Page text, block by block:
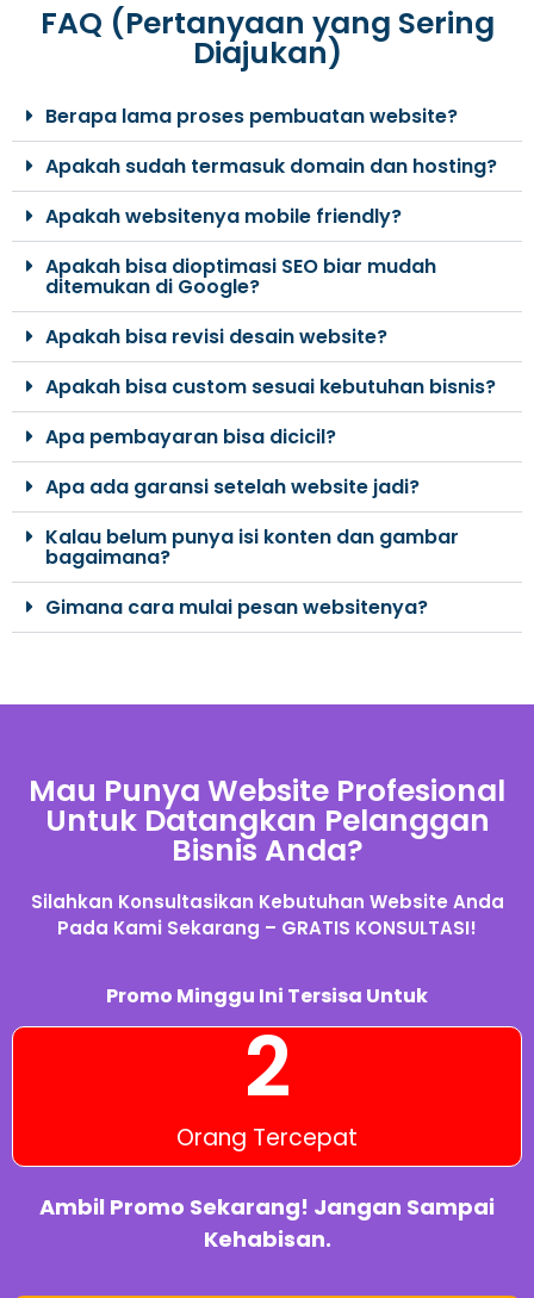
FAQ (Pertanyaan yang Sering
Diajukan)
Berapa lama proses pembuatan website?
Apakah sudah termasuk domain dan hosting?
Apakah websitenya mobile friendly?
Apakah bisa dioptimasi SEO biar mudah
ditemukan di Google?
Apakah bisa revisi desain website?
Apakah bisa custom sesuai kebutuhan bisnis?
Apa pembayaran bisa dicicil?
Apa ada garansi setelah website jadi?
Kalau belum punya isi konten dan gambar
bagaimana?
Gimana cara mulai pesan websitenya?
Mau Punya Website Profesional
Untuk Datangkan Pelanggan
Bisnis Anda?
Silahkan Konsultasikan Kebutuhan Website Anda
Pada Kami Sekarang – GRATIS KONSULTASI!
Promo Minggu Ini Tersisa Untuk
Orang Tercepat
2
Ambil Promo Sekarang! Jangan Sampai
Kehabisan.